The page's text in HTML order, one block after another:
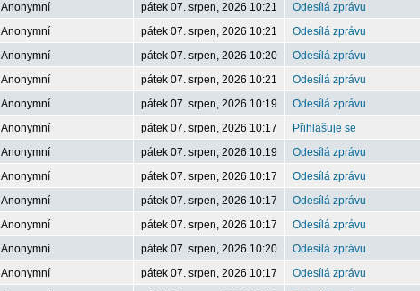
Anonymní
pátek 07. srpen, 2026 10:21
Odesílá zprávu
Anonymní
pátek 07. srpen, 2026 10:21
Odesílá zprávu
Anonymní
pátek 07. srpen, 2026 10:20
Odesílá zprávu
Anonymní
pátek 07. srpen, 2026 10:21
Odesílá zprávu
Anonymní
pátek 07. srpen, 2026 10:19
Odesílá zprávu
Anonymní
pátek 07. srpen, 2026 10:17
Přihlašuje se
Anonymní
pátek 07. srpen, 2026 10:19
Odesílá zprávu
Anonymní
pátek 07. srpen, 2026 10:17
Odesílá zprávu
Anonymní
pátek 07. srpen, 2026 10:17
Odesílá zprávu
Anonymní
pátek 07. srpen, 2026 10:17
Odesílá zprávu
Anonymní
pátek 07. srpen, 2026 10:20
Odesílá zprávu
Anonymní
pátek 07. srpen, 2026 10:17
Odesílá zprávu